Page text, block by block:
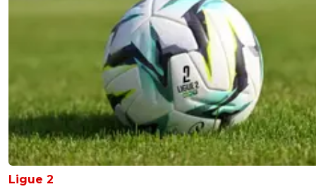
Ligue 2